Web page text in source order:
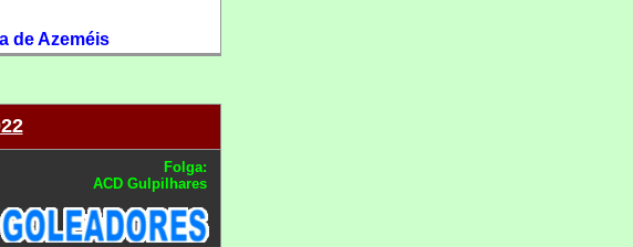
de Azeméis
Folga:
ACD Gulpilhares